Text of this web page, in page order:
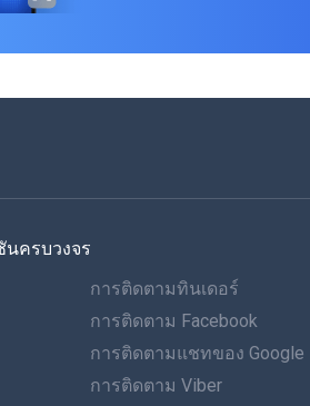
นครบวงจร
การติดตามทินเดอร์
การติดตาม Facebook
การติดตามแชทของ Google
การติดตาม Viber